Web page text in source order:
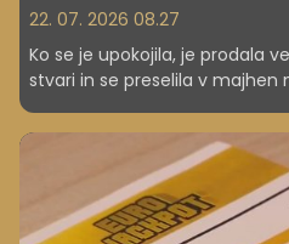
22. 07. 2026 08.27
Ko se je upokojila, je prodala
stvari in se preselila v majhen
odpira vprašanje, ali vse več
namesto kvadratnih metrov.